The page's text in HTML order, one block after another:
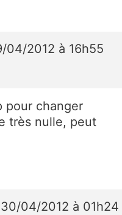
04/2012 à 16h55
pour changer
très nulle, peut
04/2012 à 01h24